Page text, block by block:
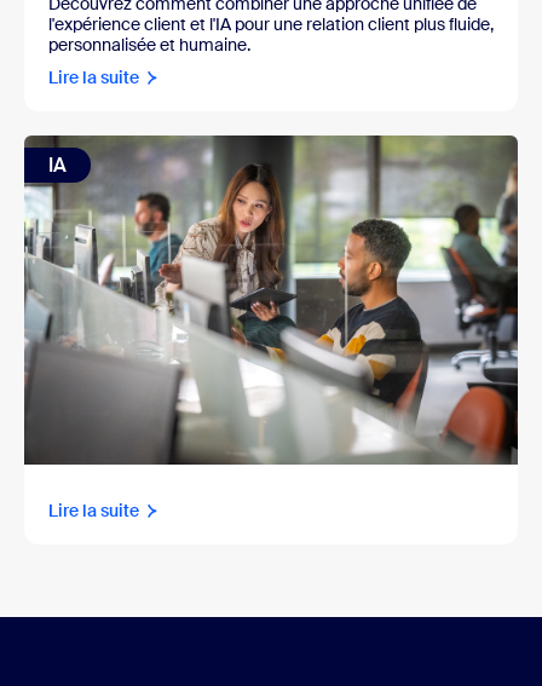
l'expérience client et l'IA pour une relation client plus fluide,
personnalisée et humaine.
Lire la suite
IA
Lire la suite